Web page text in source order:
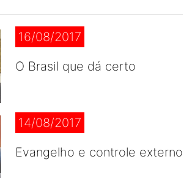
16/08/2017
O Brasil que dá certo
14/08/2017
Evangelho e controle externo